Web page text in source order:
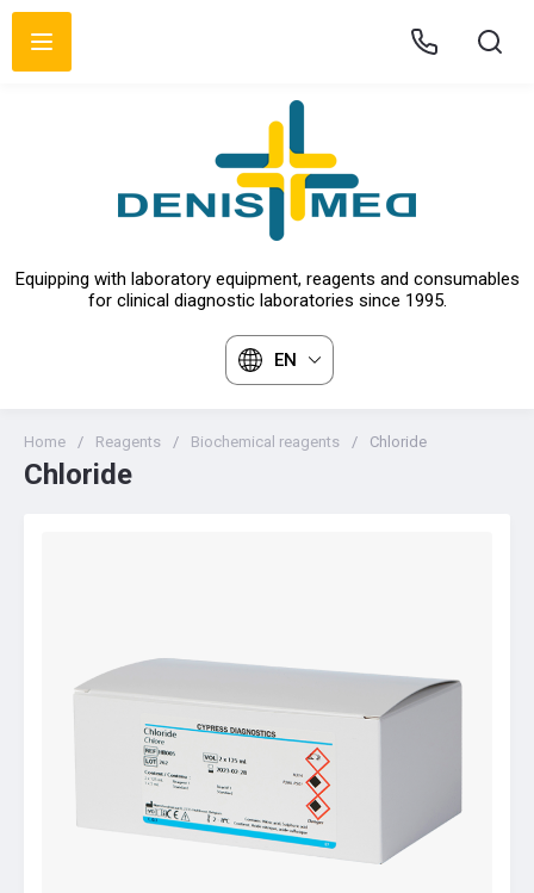
Equipping with laboratory equipment, reagents and consumables
for clinical diagnostic laboratories since 1995.
EN
Home / Reagents / Biochemical reagents / Chloride
Chloride